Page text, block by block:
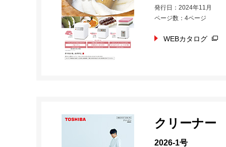
発行日：2024年11月
ページ数：4ページ
WEBカタログ
クリーナー
2026-1号